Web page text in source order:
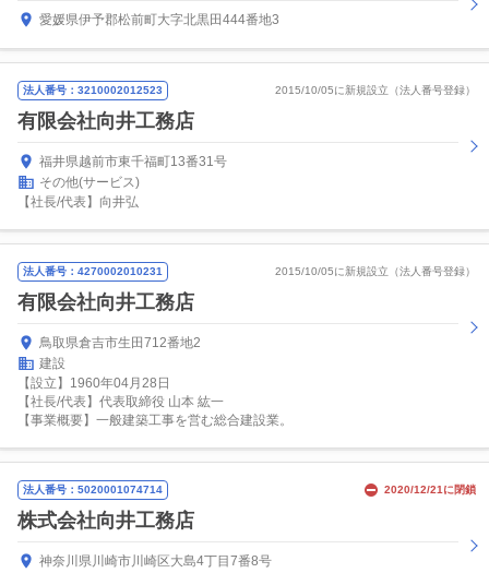
愛媛県伊予郡松前町大字北黒田444番地3
法人番号：3210002012523 2015/10/05に新規設立（法人番号登録）
有限会社向井工務店
福井県越前市東千福町13番31号
その他(サービス)
【社長/代表】向井弘
法人番号：4270002010231 2015/10/05に新規設立（法人番号登録）
有限会社向井工務店
鳥取県倉吉市生田712番地2
建設
【設立】1960年04月28日
【社長/代表】代表取締役 山本 紘一
【事業概要】一般建築工事を営む総合建設業。
法人番号：5020001074714 2020/12/21に閉鎖
株式会社向井工務店
神奈川県川崎市川崎区大島4丁目7番8号